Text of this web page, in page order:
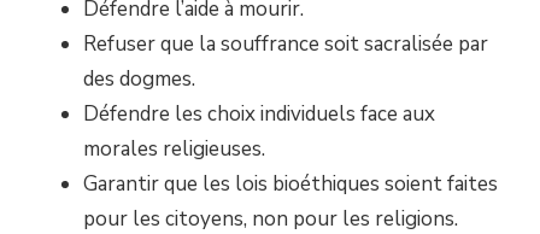
Défendre l’aide à mourir.
Refuser que la souffrance soit sacralisée par
des dogmes.
Défendre les choix individuels face aux
morales religieuses.
Garantir que les lois bioéthiques soient faites
pour les citoyens, non pour les religions.